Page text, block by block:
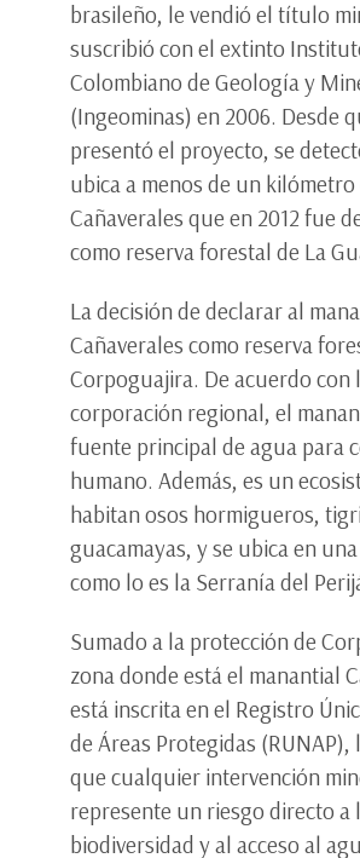
brasileño, le vendió el título
suscribió con el extinto
Colombiano de Geología y
(Ingeominas) en 2006. Desde
presentó el proyecto, se
ubica a menos de un
Cañaverales que en 2012 fue
como reserva forestal de La
La decisión de declarar al
Cañaverales como reserva
Corpoguajira. De acuerdo con
corporación regional, el
fuente principal de agua para
humano. Además, es un
habitan osos hormigueros,
guacamayas, y se ubica en
como lo es la Serranía del
Sumado a la protección de
zona donde está el manantial
está inscrita en el Registro
de Áreas Protegidas (RUNAP),
que cualquier intervención
represente un riesgo directo a
biodiversidad y al acceso al